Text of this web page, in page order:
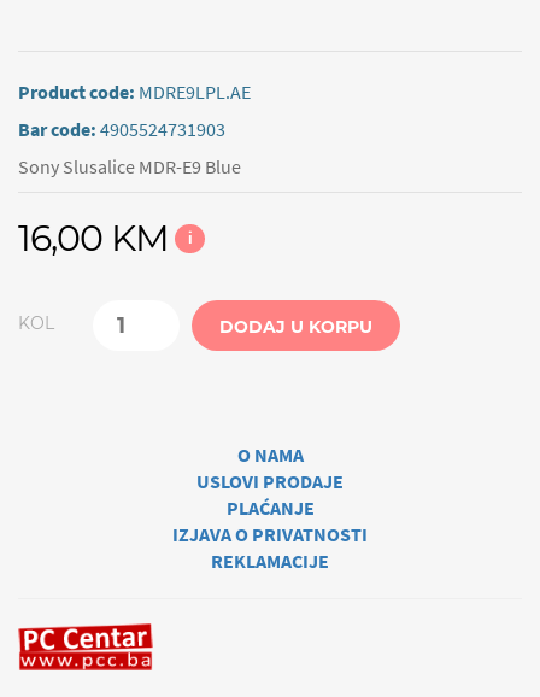
Product code: MDRE9LPL.AE
Bar code: 4905524731903
Sony Slusalice MDR-E9 Blue
16,00 KM i
KOL DODAJ U KORPU
O NAMA
USLOVI PRODAJE
PLAĆANJE
IZJAVA O PRIVATNOSTI
REKLAMACIJE